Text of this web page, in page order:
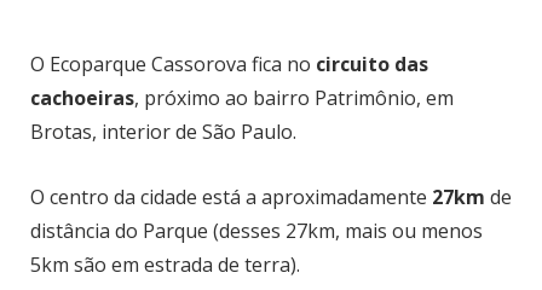
O Ecoparque Cassorova fica no circuito das
cachoeiras, próximo ao bairro Patrimônio, em
Brotas, interior de São Paulo.
O centro da cidade está a aproximadamente 27km de
distância do Parque (desses 27km, mais ou menos
5km são em estrada de terra).